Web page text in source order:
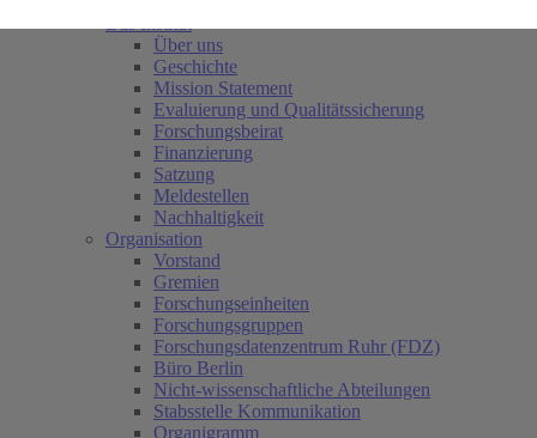
Über uns
Geschichte
Mission Statement
Evaluierung und Qualitätssicherung
Forschungsbeirat
Finanzierung
Satzung
Meldestellen
Nachhaltigkeit
Organisation
Vorstand
Gremien
Forschungseinheiten
Forschungsgruppen
Forschungsdatenzentrum Ruhr (FDZ)
Büro Berlin
Nicht-wissenschaftliche Abteilungen
Stabsstelle Kommunikation
Organigramm